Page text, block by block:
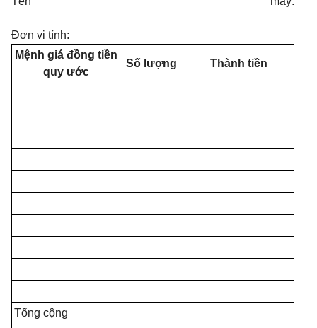
Đơn vị tính:
Mệnh giá đồng tiền
quy ước
Số lượng Thành tiền
Tổng cộng